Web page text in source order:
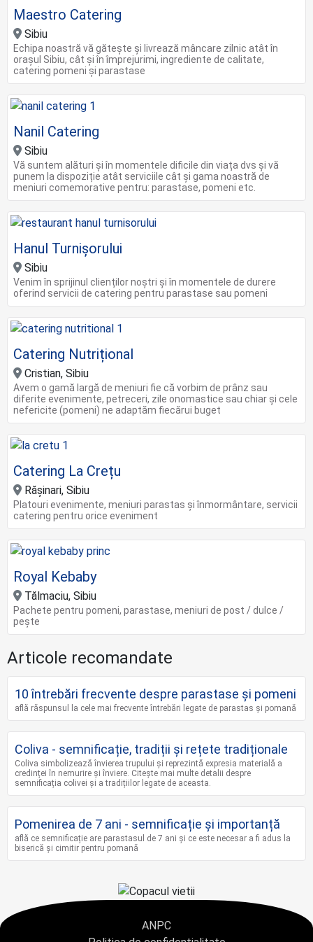
Maestro Catering
Sibiu
Echipa noastră vă gătește și livrează mâncare zilnic atât în
orașul Sibiu, cât și în împrejurimi, ingrediente de calitate,
catering pomeni și parastase
Nanil Catering
Sibiu
Vă suntem alături și în momentele dificile din viața dvs și vă
punem la dispoziție atât serviciile cât și gama noastră de
meniuri comemorative pentru: parastase, pomeni etc.
Hanul Turnișorului
Sibiu
Venim în sprijinul clienților noștri și în momentele de durere
oferind servicii de catering pentru parastase sau pomeni
Catering Nutrițional
Cristian, Sibiu
Avem o gamă largă de meniuri fie că vorbim de prânz sau
diferite evenimente, petreceri, zile onomastice sau chiar și cele
nefericite (pomeni) ne adaptăm fiecărui buget
Catering La Crețu
Rășinari, Sibiu
Platouri evenimente, meniuri parastas și înmormântare, servicii
catering pentru orice eveniment
Royal Kebaby
Tălmaciu, Sibiu
Pachete pentru pomeni, parastase, meniuri de post / dulce /
pește
Articole recomandate
10 întrebări frecvente despre parastase și pomeni
află răspunsul la cele mai frecvente întrebări legate de parastas și pomană
Coliva - semnificație, tradiții și rețete tradiționale
Coliva simbolizează învierea trupului și reprezintă expresia materială a
credinței în nemurire și înviere. Citește mai multe detalii despre
semnificația colivei și a tradițiilor legate de aceasta.
Pomenirea de 7 ani - semnificație și importanță
află ce semnificație are parastasul de 7 ani și ce este necesar a fi adus la
biserică și cimitir pentru pomană
ANPC